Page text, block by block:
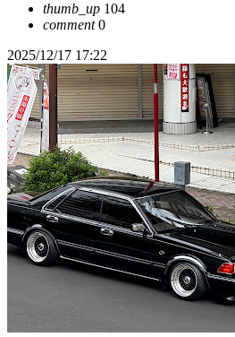
thumb_up 104
comment0
2025/12/17 17:22